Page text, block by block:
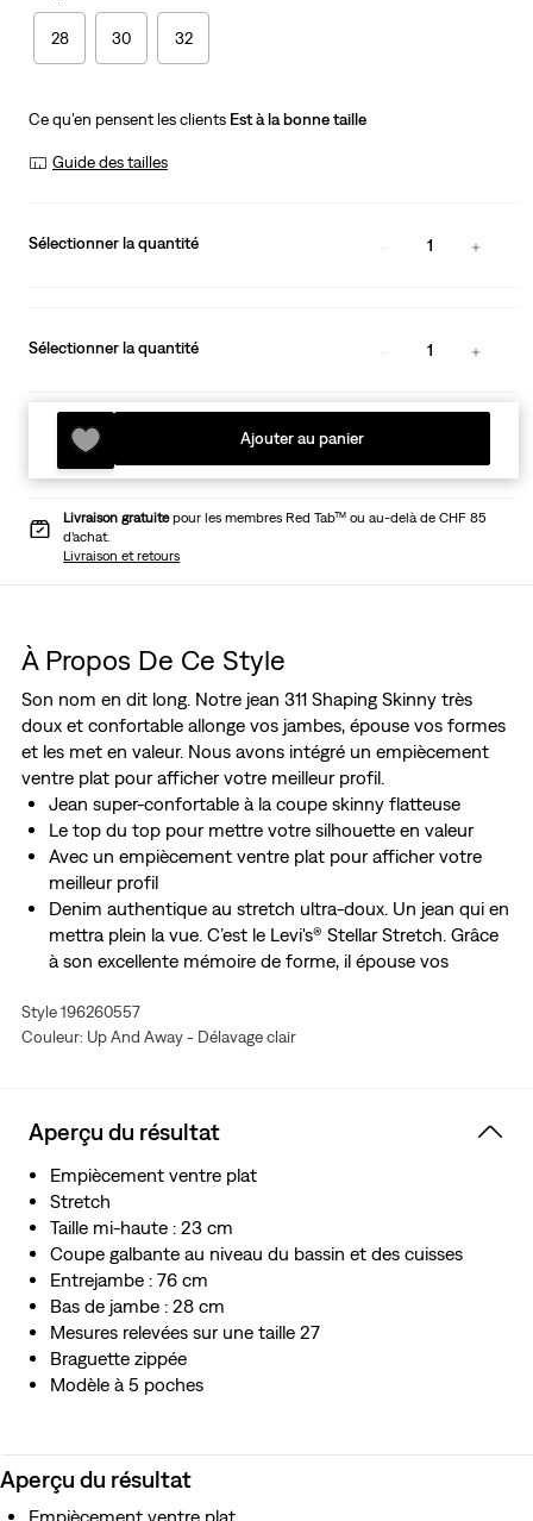
28 30 32
Ce qu’en pensent les clients Est à la bonne taille
Guide des tailles
Sélectionner la quantité 1
Sélectionner la quantité 1
Ajouter au panier
Livraison gratuitepour les membres Red Tab™ ou au-delà de CHF 85
d’achat.
Livraison et retours
À Propos De Ce Style
Son nom en dit long. Notre jean 311 Shaping Skinny très
doux et confortable allonge vos jambes, épouse vos formes
et les met en valeur. Nous avons intégré un empiècement
ventre plat pour afficher votre meilleur profil.
Jean super-confortable à la coupe skinny flatteuse
Le top du top pour mettre votre silhouette en valeur
Avec un empiècement ventre plat pour afficher votre
meilleur profil
Denim authentique au stretch ultra-doux. Un jean qui en
mettra plein la vue. C’est le Levi's® Stellar Stretch. Grâce
à son excellente mémoire de forme, il épouse vos
détendre à l’excès, où que vous alliez et en toutes
circonstances.
Style 196260557
Couleur: Up And Away - Délavage clair
Aperçu du résultat
Empiècement ventre plat
Stretch
Taille mi-haute : 23 cm
Coupe galbante au niveau du bassin et des cuisses
Entrejambe : 76 cm
Bas de jambe : 28 cm
Mesures relevées sur une taille 27
Braguette zippée
Modèle à 5 poches
Aperçu du résultat
Empiècement ventre plat